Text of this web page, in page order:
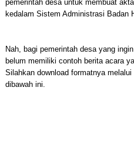
pemerintah desa untuk membuat
kedalam Sistem Administrasi Badan
Nah, bagi pemerintah desa yang
belum memiliki contoh berita acara
Silahkan download formatnya
dibawah ini.